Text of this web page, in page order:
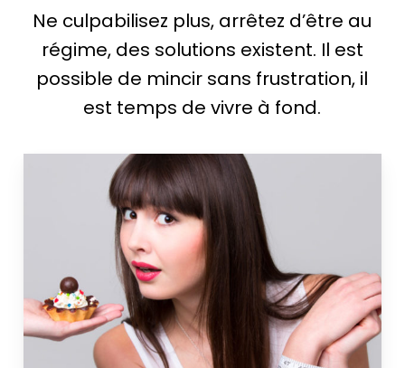
Ne culpabilisez plus, arrêtez d’être au
régime, des solutions existent. Il est
possible de mincir sans frustration, il
est temps de vivre à fond.